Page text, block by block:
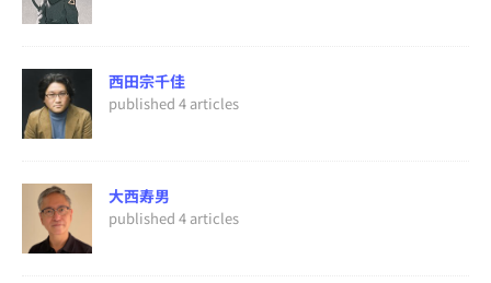
西田宗千佳
published 4 articles
大西寿男
published 4 articles